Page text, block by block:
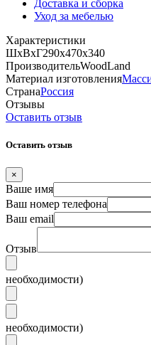
Доставка и сборка
Уход за мебелью
Характеристики
ШхВхГ290х470х340
ПроизводительWoodLand
Материал изготовления
СтранаРоссия
Отзывы
Оставить отзыв
Оставить отзыв
×
Ваше имя
Ваш номер телефона
Ваш email
Отзыв
необходимости)
необходимости)